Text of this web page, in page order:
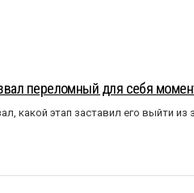
переломный для себя
какой этап заставил его выйти